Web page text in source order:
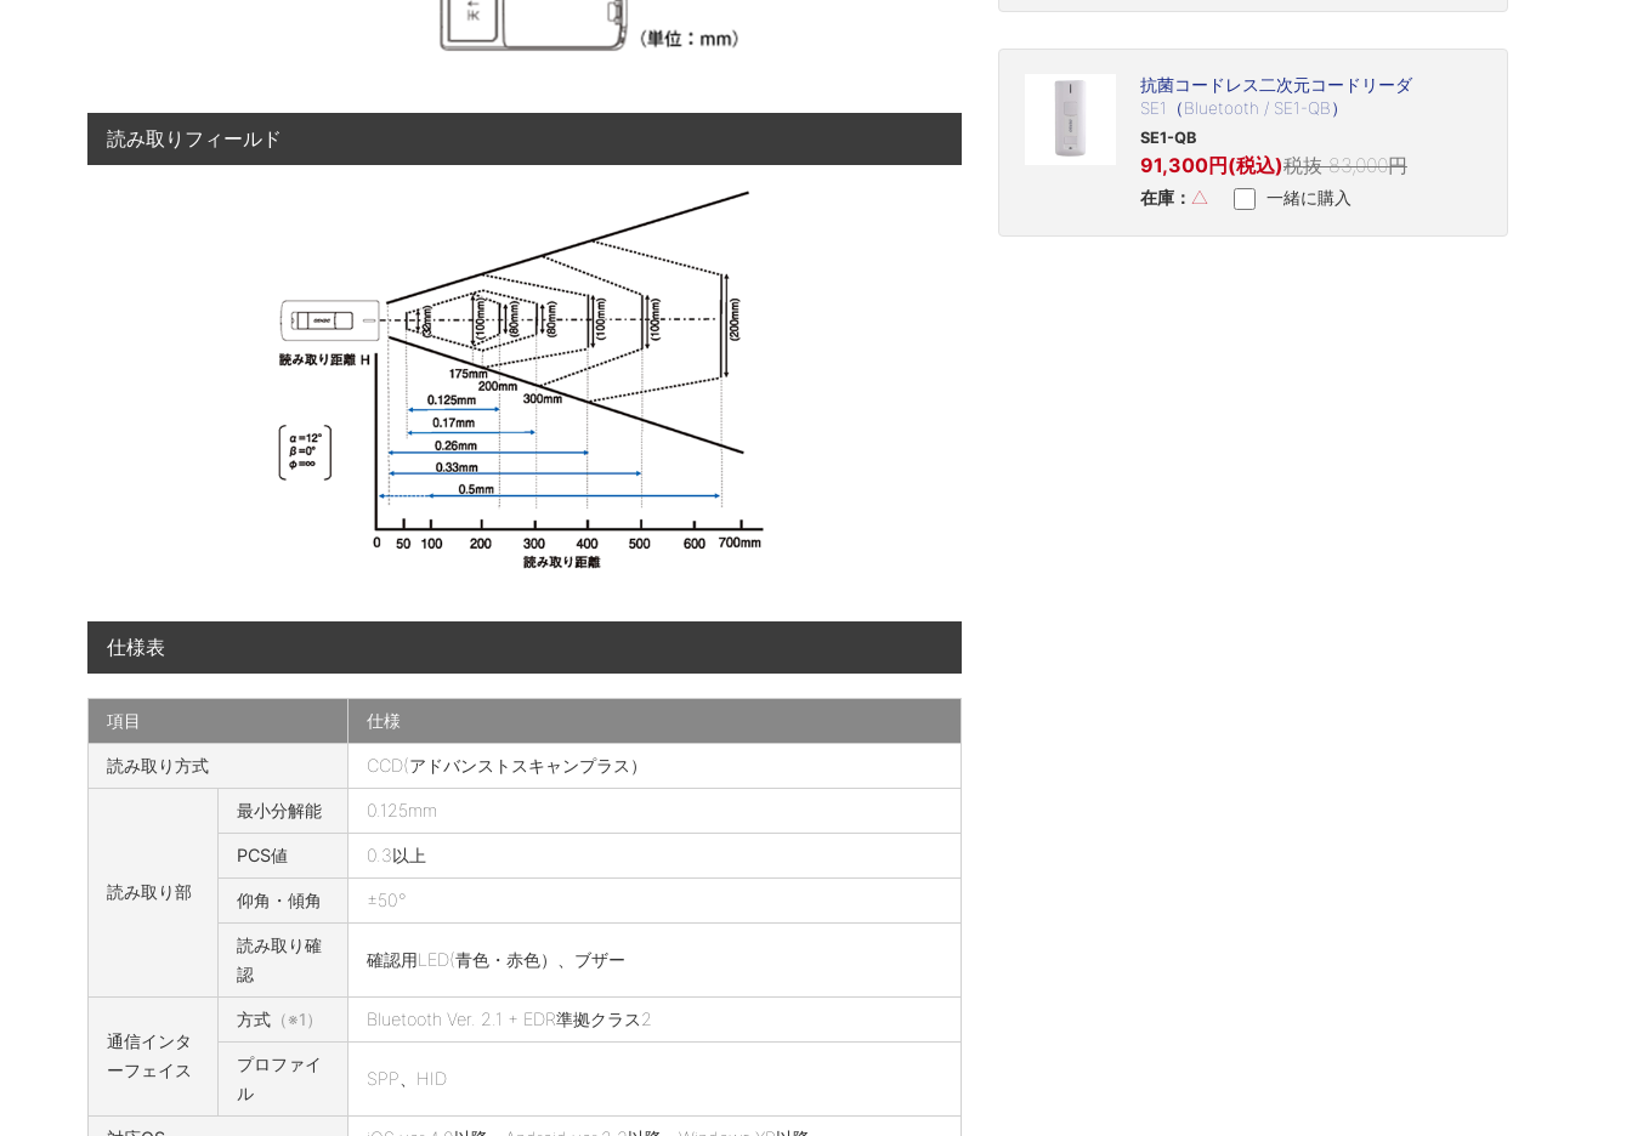
読み取りフィールド
仕様表
E
項目 仕様
読み取り方式 CCD(アドバンストスキャンプラス）
読み取り部
最小分解能 0.125mm
PCS値 0.3以上
仰角・傾角 ±50°
読み取り確
認
確認用LED(青色・赤色）、ブザー
通信インタ
ーフェイス
方式 （※1） Bluetooth Ver. 2.1 + EDR準拠クラス2
プロファイ
ル
SPP、HID
抗菌コードレス二次元コードリーダ
SE1（Bluetooth / SE1-QB）
SE1-QB
91,300円(税込)税抜 83,000円
在庫： △ 一緒に購入